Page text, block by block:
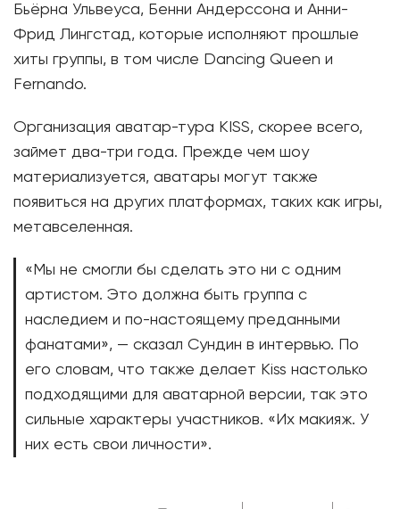
Бьёрна Ульвеуса, Бенни Андерссона и Анни-
Фрид Лингстад, которые исполняют прошлые
хиты группы, в том числе Dancing Queen и
Fernando.
Организация аватар-тура KISS, скорее всего,
займет два-три года. Прежде чем шоу
материализуется, аватары могут также
появиться на других платформах, таких как игры,
метавселенная.
«Мы не смогли бы сделать это ни с одним
артистом. Это должна быть группа с
наследием и по-настоящему преданными
фанатами», — сказал Сундин в интервью. По
его словам, что также делает Kiss настолько
подходящими для аватарной версии, так это
сильные характеры участников. «Их макияж. У
них есть свои личности».